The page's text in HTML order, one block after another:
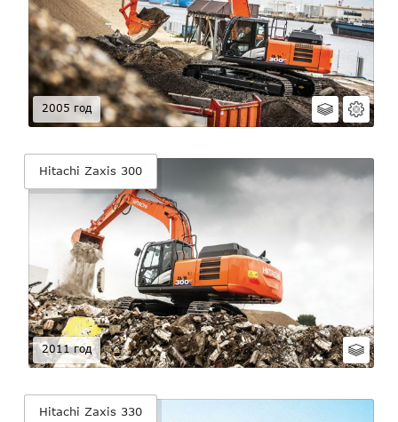
2005 год
Hitachi Zaxis 300
2011 год
Hitachi Zaxis 330